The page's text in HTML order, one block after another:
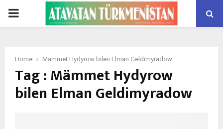
PRIMARY
Home Mämmet Hydyrow bilen Elman Geldimyradow
Tag : Mämmet Hydyrow
bilen Elman Geldimyradow